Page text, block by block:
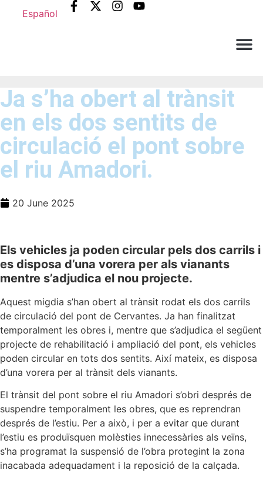
Español
Ja s’ha obert al trànsit
en els dos sentits de
circulació el pont sobre
el riu Amadori.
20 June 2025
Els vehicles ja poden circular pels dos carrils i
es disposa d’una vorera per als vianants
mentre s’adjudica el nou projecte.
Aquest migdia s’han obert al trànsit rodat els dos carrils
de circulació del pont de Cervantes. Ja han finalitzat
temporalment les obres i, mentre que s’adjudica el següent
projecte de rehabilitació i ampliació del pont, els vehicles
poden circular en tots dos sentits. Així mateix, es disposa
d’una vorera per al trànsit dels vianants.
El trànsit del pont sobre el riu Amadori s’obri després de
suspendre temporalment les obres, que es reprendran
després de l’estiu. Per a això, i per a evitar que durant
l’estiu es produïsquen molèsties innecessàries als veïns,
s’ha programat la suspensió de l’obra protegint la zona
inacabada adequadament i la reposició de la calçada.